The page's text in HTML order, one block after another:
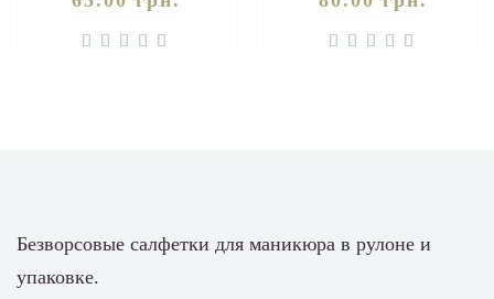
Безворсовые салфетки для маникюра в рулоне и
упаковке.